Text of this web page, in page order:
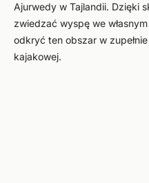
Ajurwedy w Tajlandii. Dzięki
zwiedzać wyspę we
odkryć ten obszar w
kajakowej.